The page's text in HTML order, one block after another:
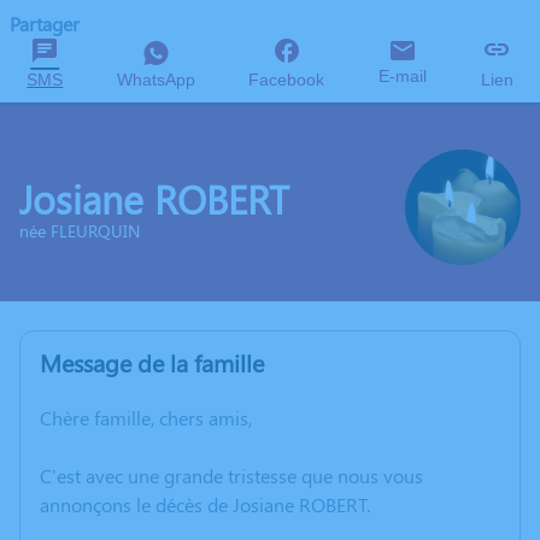
Partager
SMS WhatsApp Facebook E-mail Lien
Josiane ROBERT
née FLEURQUIN
Message de la famille
Chère famille, chers amis,
C'est avec une grande tristesse que nous vous
annonçons le décès de Josiane ROBERT.